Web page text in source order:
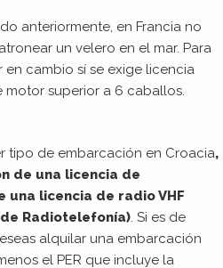
anteriormente, en Francia no
un velero en el mar. Para
cambio sí se exige licencia
superior a 6 caballos.
tipo de embarcación en Croacia,
de una licencia de
una licencia de radio VHF
Radiotelefonía). Si es de
alquilar una embarcación
el PER que incluye la